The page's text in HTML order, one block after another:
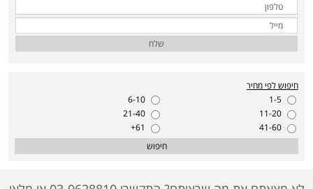
שלח
חיפוש לפי מחיר
1-5
6-10
11-20
21-40
41-60
61+
חיפוש